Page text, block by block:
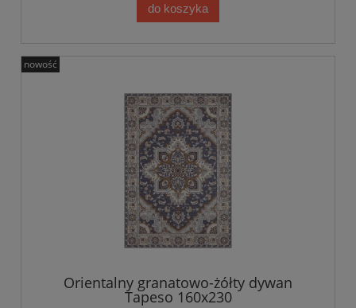
do koszyka
Orientalny granatowo-żółty dywan
Tapeso 160x230
nowość